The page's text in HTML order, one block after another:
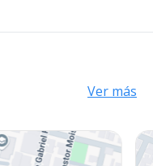
Ver más